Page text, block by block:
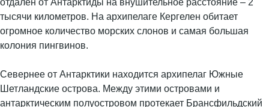
отдален от Антарктиды на внушительное расстояние – 2
тысячи километров. На архипелаге Кергелен обитает
огромное количество морских слонов и самая большая
колония пингвинов.
Севернее от Антарктики находится архипелаг Южные
Шетландские острова. Между этими островами и
антарктическим полуостровом протекает Брансфильдский